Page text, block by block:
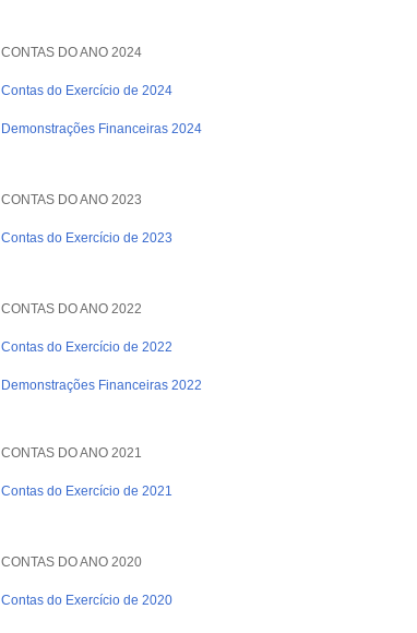
CONTAS DO ANO 2024
Contas do Exercício de 2024
Demonstrações Financeiras 2024
CONTAS DO ANO 2023
Contas do Exercício de 2023
CONTAS DO ANO 2022
Contas do Exercício de 2022
Demonstrações Financeiras 2022
CONTAS DO ANO 2021
Contas do Exercício de 2021
CONTAS DO ANO 2020
Contas do Exercício de 2020